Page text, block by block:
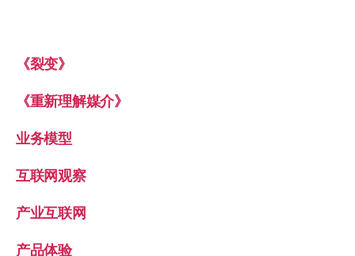
《裂变》
《重新理解媒介》
业务模型
互联网观察
产业互联网
产品体验